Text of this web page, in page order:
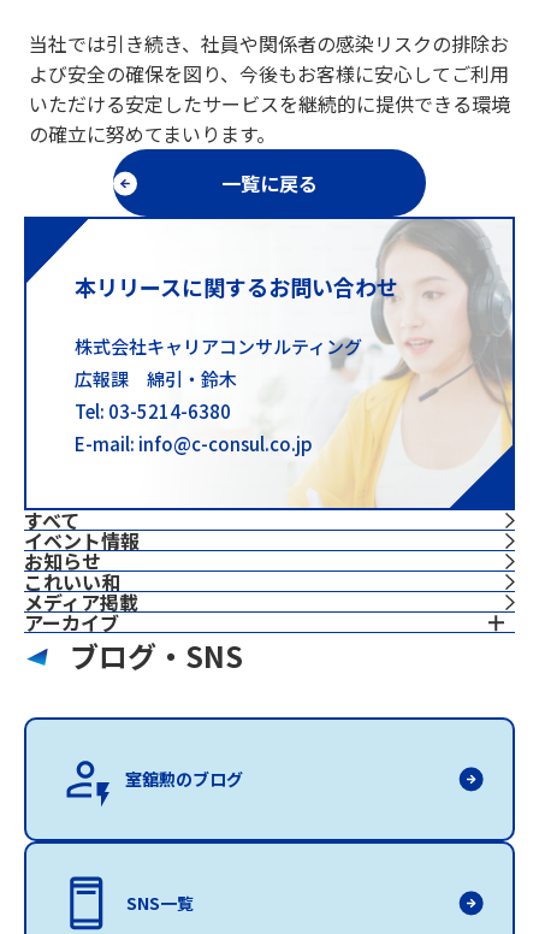
すべて
イベント情報
お知らせ
これいい和
⁨⁩メディア掲載
アーカイブ
当社では引き続き、社員や関係者の感染リスクの排除お
よび安全の確保を図り、今後もお客様に安心してご利用
いただける安定したサービスを継続的に提供できる環境
の確立に努めてまいります。
一覧に戻る
本リリースに関するお問い合わせ
株式会社キャリアコンサルティング
広報課 綿引・鈴木
Tel: 03-5214-6380
E-mail: info@c-consul.co.jp
ブログ・SNS
室舘勲のブログ
SNS一覧